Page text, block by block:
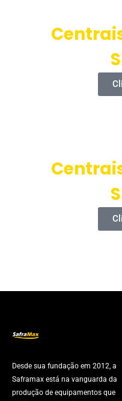
Desde sua fundação em 2012, a
Saframax está na vanguarda da
produção de equipamentos que